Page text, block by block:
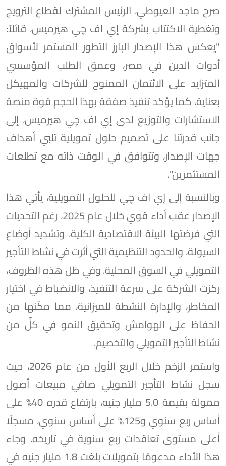
صرح ماجد العيوطي، الرئيس المشترك لقطاع الترويج
وتغطية الاكتتاب بشركة إي اف چي هيرميس، قائلاً:
"يعكس هذا الإصدار البارز التطور المستمر لأسواق
أدوات الدين في مصر، وعمق الطلب المؤسسي
المتزايد على الائتمان الممنوح للشركات والمهيكل
بعناية. كما يؤكد تنفيذ صفقة بهذا الحجم قوة منصة
الاستشارات والتوزيع لدى إي اف چي هيرميس، إلى
جانب قدرتنا على تصميم حلول تمويلية تلبي أهداف
جهات الإصدار، وتتوافق في الوقت ذاته مع تطلعات
المستثمرين".
وبالنسبة إلى إي اف چي للحلول التمويلية، يأتي هذا
الإصدار عقب أداء قوي خلال عام 2025، رغم التحديات
التي فرضتها البيئة الاقتصادية الكلية، وتشديد أوضاع
السيولة، والحدود التنظيمية التي أثرت في نشاط التأجير
التمويلي في السوق المحلية. وفي ظل هذه الظروف،
ركزت الشركة على سرعة التنفيذ، والانضباط في اختيار
المخاطر، والإدارة النشطة للميزانية، مما مكّنها من
الحفاظ على الهوامش وتحقيق النمو في كلٍّ من
نشاط التأجير التمويلي والتخصيم.
واستمر الزخم خلال الربع الأول من عام 2026، حيث
سجل نشاط التأجير التمويلي صافي مبيعات أصول
ممولة بقيمة 5.0 مليار جنيه، بارتفاع قدره 40% على
أساس ربع سنوي و125% على أساس سنوي، مسجلًا
أعلى مستوى تعاقدات ربع سنوية في تاريخه. وجاء
هذا الأداء مدعومًا بتمويلات بلغت 1.8 مليار جنيه في